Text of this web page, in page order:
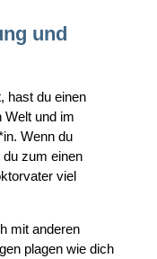
und
hast du einen
Welt und im
Wenn du
zum einen
viel
mit anderen
plagen wie dich